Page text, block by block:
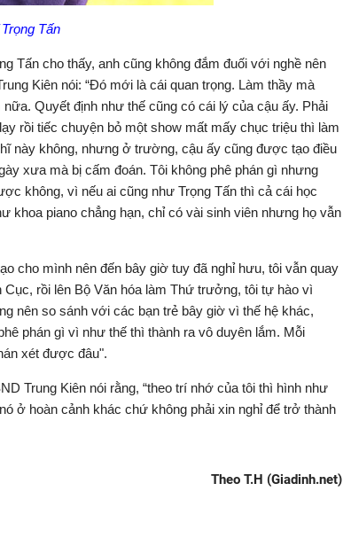
Tấn
Tấn cho thấy, anh cũng không đắm đuối với nghề nên
Kiên nói: “Đó mới là cái quan trọng. Làm thầy mà
Quyết định như thế cũng có cái lý của cậu ấy. Phải
rồi tiếc chuyện bỏ một show mất mấy chục triệu thì làm
này không, nhưng ở trường, cậu ấy cũng được tạo điều
xưa mà bị cấm đoán. Tôi không phê phán gì nhưng
không, vì nếu ai cũng như Trọng Tấn thì cả cái học
khoa piano chẳng hạn, chỉ có vài sinh viên nhưng họ vẫn
cho mình nên đến bây giờ tuy đã nghỉ hưu, tôi vẫn quay
rồi lên Bộ Văn hóa làm Thứ trưởng, tôi tự hào vì
nên so sánh với các bạn trẻ bây giờ vì thế hệ khác,
phán gì vì như thế thì thành ra vô duyên lắm. Mỗi
xét được đâu".
Trung Kiên nói rằng, “theo trí nhớ của tôi thì hình như
ở hoàn cảnh khác chứ không phải xin nghỉ để trở thành
Theo T.H (Giadinh.net)